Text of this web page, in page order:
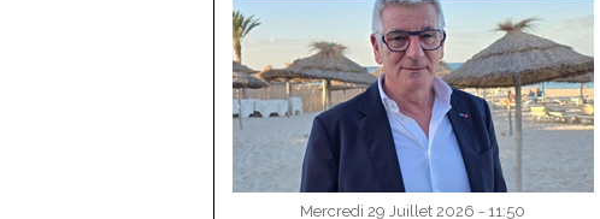
Mercredi 29 Juillet 2026 - 11:50